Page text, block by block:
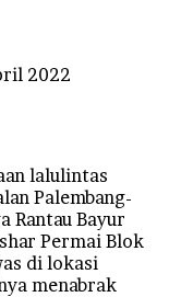
2022
lalulintas
Palembang-
Rantau Bayur
Permai Blok
di lokasi
menabrak